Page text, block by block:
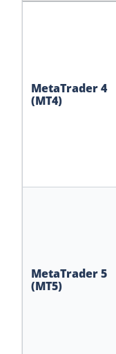
MetaTrader 4
(MT4)
MetaTrader 5
(MT5)